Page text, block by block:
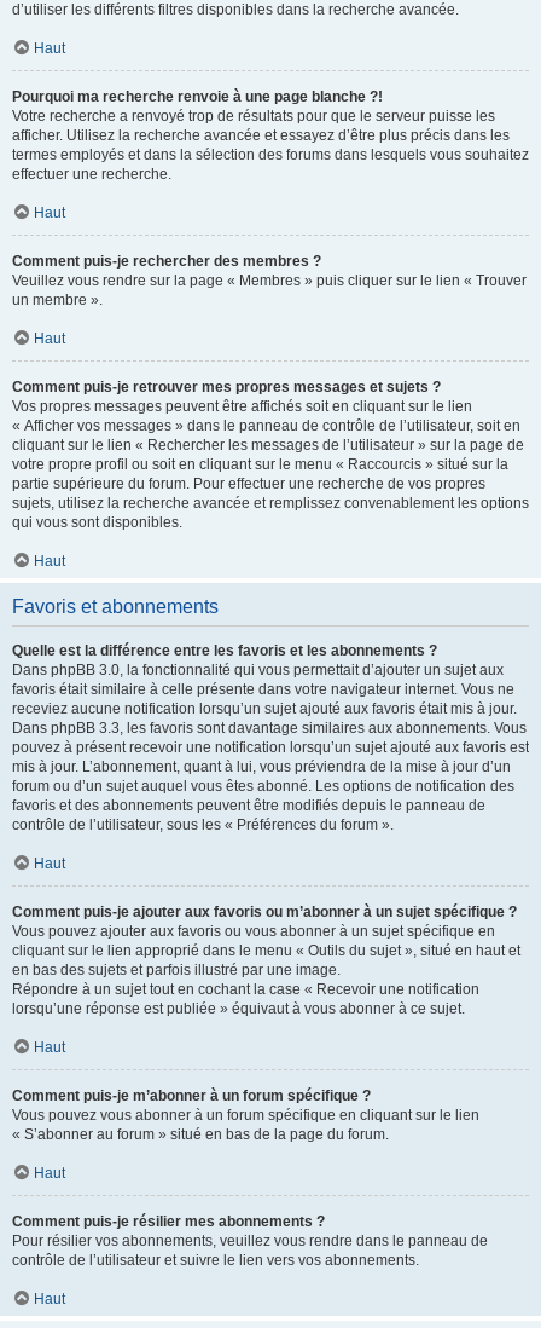
d’utiliser les différents filtres disponibles dans la recherche avancée.
Haut
Pourquoi ma recherche renvoie à une page blanche ?!
Votre recherche a renvoyé trop de résultats pour que le serveur puisse les
afficher. Utilisez la recherche avancée et essayez d’être plus précis dans les
termes employés et dans la sélection des forums dans lesquels vous souhaitez
effectuer une recherche.
Haut
Comment puis-je rechercher des membres ?
Veuillez vous rendre sur la page « Membres » puis cliquer sur le lien « Trouver
un membre ».
Haut
Comment puis-je retrouver mes propres messages et sujets ?
Vos propres messages peuvent être affichés soit en cliquant sur le lien
« Afficher vos messages » dans le panneau de contrôle de l’utilisateur, soit en
cliquant sur le lien « Rechercher les messages de l’utilisateur » sur la page de
votre propre profil ou soit en cliquant sur le menu « Raccourcis » situé sur la
partie supérieure du forum. Pour effectuer une recherche de vos propres
sujets, utilisez la recherche avancée et remplissez convenablement les options
qui vous sont disponibles.
Haut
Favoris et abonnements
Quelle est la différence entre les favoris et les abonnements ?
Dans phpBB 3.0, la fonctionnalité qui vous permettait d’ajouter un sujet aux
favoris était similaire à celle présente dans votre navigateur internet. Vous ne
receviez aucune notification lorsqu’un sujet ajouté aux favoris était mis à jour.
Dans phpBB 3.3, les favoris sont davantage similaires aux abonnements. Vous
pouvez à présent recevoir une notification lorsqu’un sujet ajouté aux favoris est
mis à jour. L’abonnement, quant à lui, vous préviendra de la mise à jour d’un
forum ou d’un sujet auquel vous êtes abonné. Les options de notification des
favoris et des abonnements peuvent être modifiés depuis le panneau de
contrôle de l’utilisateur, sous les « Préférences du forum ».
Haut
Comment puis-je ajouter aux favoris ou m’abonner à un sujet spécifique ?
Vous pouvez ajouter aux favoris ou vous abonner à un sujet spécifique en
cliquant sur le lien approprié dans le menu « Outils du sujet », situé en haut et
en bas des sujets et parfois illustré par une image.
Répondre à un sujet tout en cochant la case « Recevoir une notification
lorsqu’une réponse est publiée » équivaut à vous abonner à ce sujet.
Haut
Comment puis-je m’abonner à un forum spécifique ?
Vous pouvez vous abonner à un forum spécifique en cliquant sur le lien
« S’abonner au forum » situé en bas de la page du forum.
Haut
Comment puis-je résilier mes abonnements ?
Pour résilier vos abonnements, veuillez vous rendre dans le panneau de
contrôle de l’utilisateur et suivre le lien vers vos abonnements.
Haut